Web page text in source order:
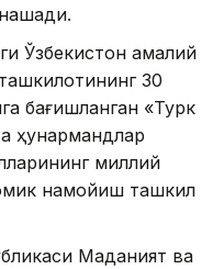
Ўзбекистон амалий
30
бағишланган «Турк
ҳунармандлар
миллий
намойиш ташкил
Маданият ва